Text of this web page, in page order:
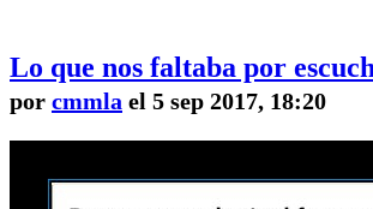
Lo que nos faltaba por
por cmmla el 5 sep 2017, 18:20